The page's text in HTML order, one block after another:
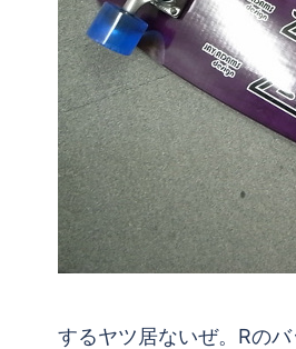
するヤツ居ないぜ。Rの